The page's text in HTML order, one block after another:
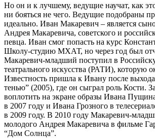
Но он и к лучшему, ведущие научат, как
ни бояться не чего. Ведущие подобраны
идеально. Иван Макаревич – является
Андрея Макаревича, советского и
певца. Иван смог попасть на курс
Школу-студию МХАТ, но через год был
Макаревич-младший поступил в
театрального искусства (РАТИ), которую
Известность пришла к Ивану после
тенью” (2005), где он сыграл роль Кости.
воплотить на экране образы Ивана
в 2007 году и Ивана Грозного в
в 2009 году. В 2010 году Макаревич-
молодого Андрея Макаревича в фильме
“Дом Солнца”.